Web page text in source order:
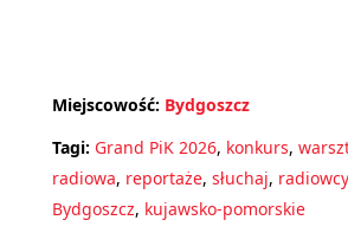
Miejscowość: Bydgoszcz
Tagi: Grand PiK 2026, konkurs,
radiowa, reportaże, słuchaj, radiowcy
Bydgoszcz, kujawsko-pomorskie